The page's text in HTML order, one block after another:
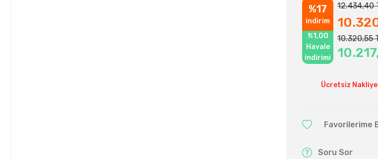
%17
indirim
12.434,40
%1,00
Havale
indirimi
10.320,55
Ücretsiz Nakliye
Soru Sor